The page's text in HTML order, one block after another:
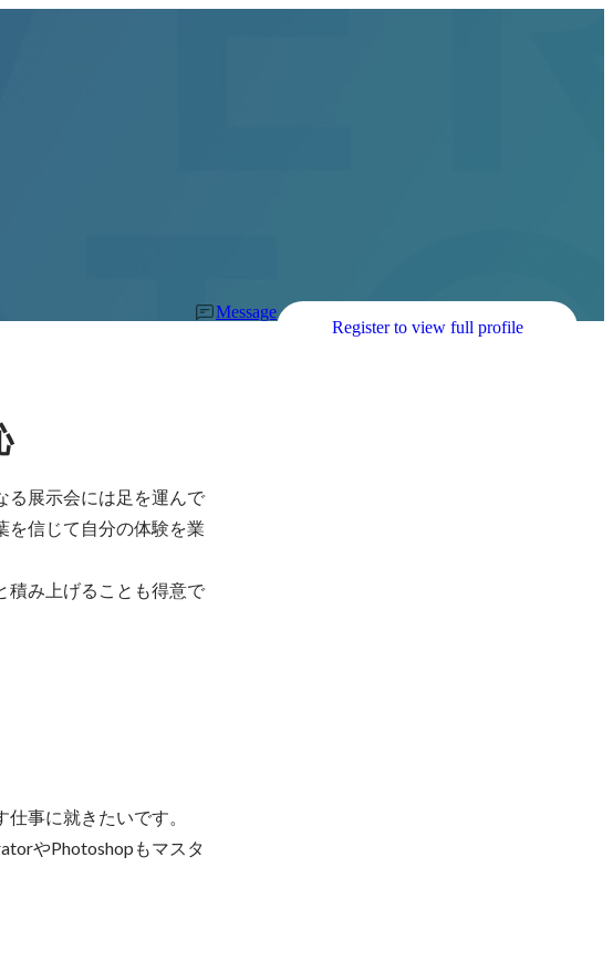
Message
Register to view full profile
る展示会には足を運んで
を信じて自分の体験を業
積み上げることも得意で
事に就きたいです。
やPhotoshopもマスタ